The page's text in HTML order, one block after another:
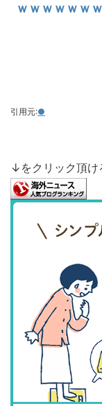
ｗｗｗｗｗｗ
引用元:●
↓をクリック頂け